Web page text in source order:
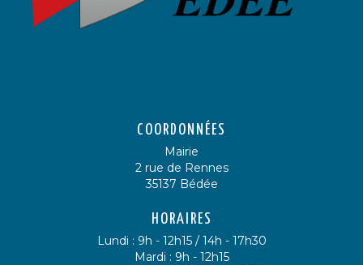
COORDONNÉES
Mairie
2 rue de Rennes
35137 Bédée
HORAIRES
Lundi : 9h - 12h15 / 14h - 17h30
Mardi : 9h - 12h15